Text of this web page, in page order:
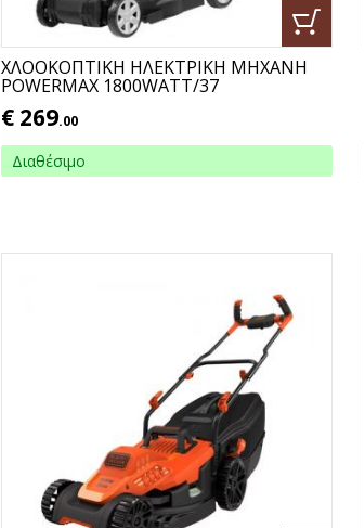
ΧΛΟΟΚΟΠΤΙΚΗ ΗΛΕΚΤΡΙΚΗ ΜΗΧΑΝΗ
POWERMAX 1800WATT/37
€ 269.00
Διαθέσιμο